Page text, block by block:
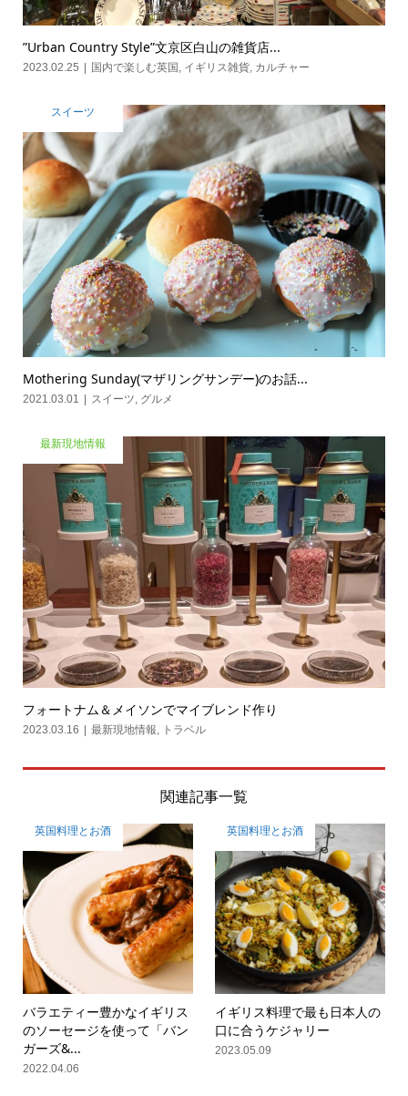
”Urban Country Style”文京区白山の雑貨店...
2023.02.25 国内で楽しむ英国 イギリス雑貨, カルチャー
スイーツ
Mothering Sunday(マザリングサンデー)のお話...
2021.03.01 スイーツ グルメ
最新現地情報
フォートナム＆メイソンでマイブレンド作り
2023.03.16 最新現地情報, トラベル
関連記事一覧
英国料理とお酒
バラエティー豊かなイギリス
のソーセージを使って「バン
ガーズ&...
2022.04.06
英国料理とお酒
イギリス料理で最も日本人の
口に合うケジャリー
2023.05.09